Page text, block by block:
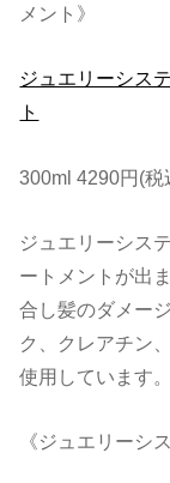
メント》
ジュエリーシス
ト
300ml 4290円(税
ジュエリーシス
ートメントが出
合し髪のダメー
ク、クレアチン
使用しています。
《ジュエリーシ